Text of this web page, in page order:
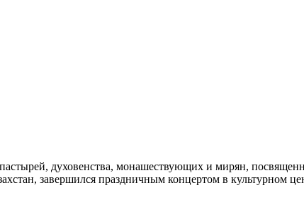
духовенства, монашествующих и мирян,
завершился праздничным концертом в культурном